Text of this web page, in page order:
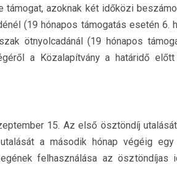
támogat, azoknak két időközi
(19 hónapos támogatás esetén 6.
ötnyolcadánál (19 hónapos
a Közalapítvány a határidő
15. Az első ösztöndíj
a második hónap végéig
felhasználása az ösztöndíjas